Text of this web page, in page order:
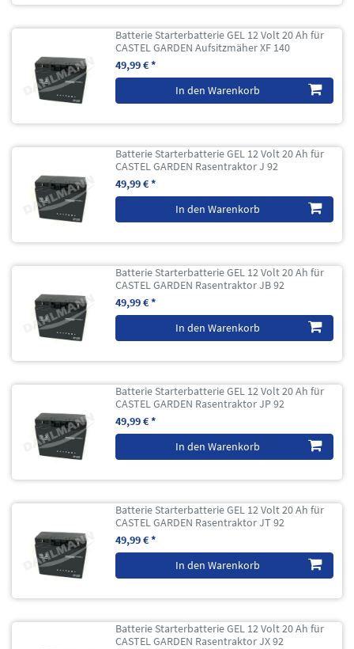
Batterie Starterbatterie GEL 12 Volt 20 Ah für
CASTEL GARDEN Aufsitzmäher XF 140
49,99 € *
In den Warenkorb
Batterie Starterbatterie GEL 12 Volt 20 Ah für
CASTEL GARDEN Rasentraktor J 92
49,99 € *
In den Warenkorb
Batterie Starterbatterie GEL 12 Volt 20 Ah für
CASTEL GARDEN Rasentraktor JB 92
49,99 € *
In den Warenkorb
Batterie Starterbatterie GEL 12 Volt 20 Ah für
CASTEL GARDEN Rasentraktor JP 92
49,99 € *
In den Warenkorb
Batterie Starterbatterie GEL 12 Volt 20 Ah für
CASTEL GARDEN Rasentraktor JT 92
49,99 € *
In den Warenkorb
Batterie Starterbatterie GEL 12 Volt 20 Ah für
CASTEL GARDEN Rasentraktor JX 92